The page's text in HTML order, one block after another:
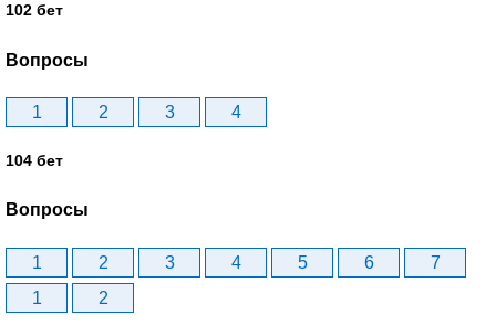
102 бет
Вопросы
1 2 3 4
104 бет
Вопросы
1 2 3 4 5 6
7
1
2